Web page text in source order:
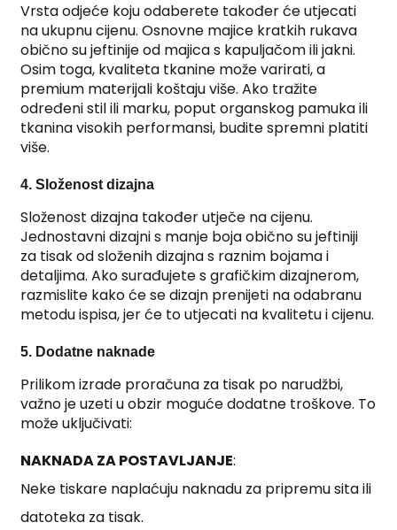
Vrsta odjeće koju odaberete također će utjecati
na ukupnu cijenu. Osnovne majice kratkih rukava
obično su jeftinije od majica s kapuljačom ili jakni.
Osim toga, kvaliteta tkanine može varirati, a
premium materijali koštaju više. Ako tražite
određeni stil ili marku, poput organskog pamuka ili
tkanina visokih performansi, budite spremni platiti
više.
4. Složenost dizajna
Složenost dizajna također utječe na cijenu.
Jednostavni dizajni s manje boja obično su jeftiniji
za tisak od složenih dizajna s raznim bojama i
detaljima. Ako surađujete s grafičkim dizajnerom,
razmislite kako će se dizajn prenijeti na odabranu
metodu ispisa, jer će to utjecati na kvalitetu i cijenu.
5. Dodatne naknade
Prilikom izrade proračuna za tisak po narudžbi,
važno je uzeti u obzir moguće dodatne troškove. To
može uključivati:
NAKNADA ZA POSTAVLJANJE:
Neke tiskare naplaćuju naknadu za pripremu sita ili
datoteka za tisak.